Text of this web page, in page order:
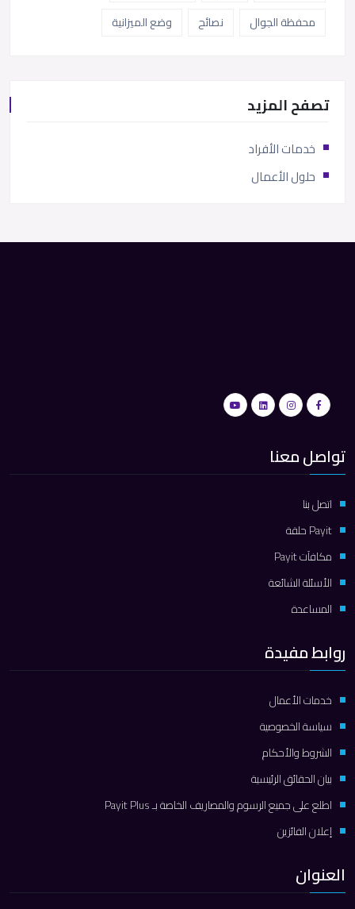
محفظة الجوال
نصائح وضع الميزانية
تصفح المزيد
خدمات الأفراد
حلول الأعمال
تواصل معنا
اتصل بنا
Payit حلقة
مكافآت Payit
الأسئلة الشائعة
المساعدة
روابط مفيدة
خدمات الأعمال
سياسة الخصوصية
الشروط والأحكام
بيان الحقائق الرئيسية
اطلع على جميع الرسوم والمصاريف الخاصة بـ Payit Plus
إعلان الفائزين
العنوان